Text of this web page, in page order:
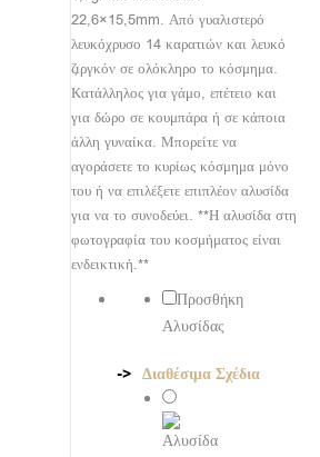
22,6×15,5mm. Από γυαλιστερό
λευκόχρυσο 14 καρατιών και λευκό
ζιργκόν σε ολόκληρο το κόσμημα.
Κατάλληλος για γάμο, επέτειο και
για δώρο σε κουμπάρα ή σε κάποια
άλλη γυναίκα.Μπορείτε να
αγοράσετε το κυρίως κόσμημα μόνο
του ή να επιλέξετε επιπλέον αλυσίδα
για να το συνοδεύει. **Η αλυσίδα στη
φωτογραφία του κοσμήματος είναι
ενδεικτική.**
Προσθήκη
Αλυσίδας
Διαθέσιμα Σχέδια